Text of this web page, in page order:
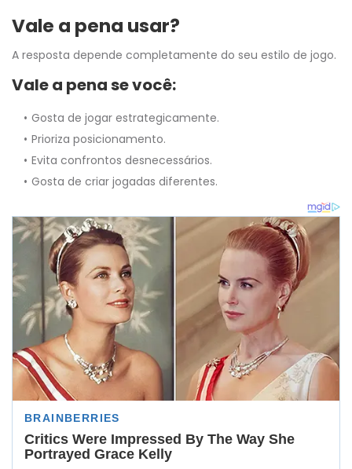
Vale a pena usar?
A resposta depende completamente do seu estilo de jogo.
Vale a pena se você:
Gosta de jogar estrategicamente.
Prioriza posicionamento.
Evita confrontos desnecessários.
Gosta de criar jogadas diferentes.